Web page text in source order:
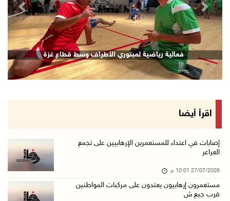
فعالية رياضية لمبتوري الأطراف وسط قطاع غزة
Next
اقرأ أيضا
إصابات في اعتداء للمستعمرين الإرهابيين على تجمع
العراعر
27/07/2026 10:01 م
مستعمرون إرهابيون يعتدون على مركبات المواطنين
قرب جبع ش